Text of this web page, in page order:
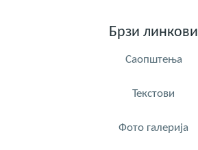
Брзи линкови
Саопштења
Текстови
Фото галерија